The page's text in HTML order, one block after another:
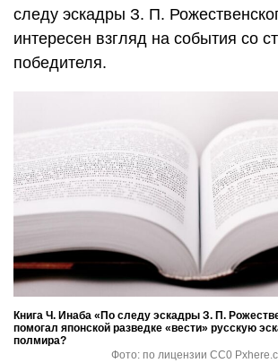
следу эскадры З. П.
интересен взгляд на события со
победителя.
Книга Ч. Инаба «По следу эскадры З. П.
помогал японской разведке «вести» русскую
полмира?
Фото: по лицензии CC0